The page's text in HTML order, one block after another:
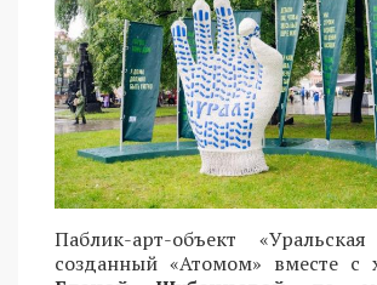
Паблик-арт-объект «Уральская
созданный «Атомом» вместе с